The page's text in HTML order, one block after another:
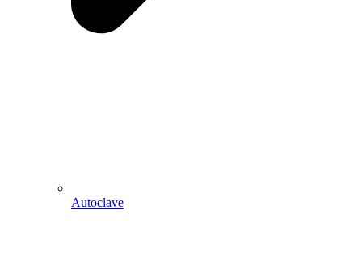
Autoclave